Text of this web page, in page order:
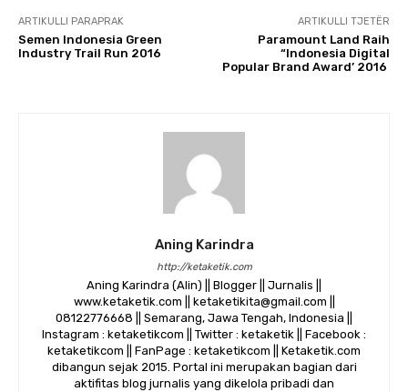
ARTIKULLI PARAPRAK
​Semen Indonesia Green
Industry Trail Run 2016
ARTIKULLI TJETËR
Paramount Land Raih
“Indonesia Digital
Popular Brand Award’ 2016
Aning Karindra
http://ketaketik.com
Aning Karindra (Alin) || Blogger || Jurnalis ||
www.ketaketik.com || ketaketikita@gmail.com ||
08122776668 || Semarang, Jawa Tengah, Indonesia ||
Instagram : ketaketikcom || Twitter : ketaketik || Facebook :
ketaketikcom || FanPage : ketaketikcom || Ketaketik.com
dibangun sejak 2015. Portal ini merupakan bagian dari
aktifitas blog jurnalis yang dikelola pribadi dan